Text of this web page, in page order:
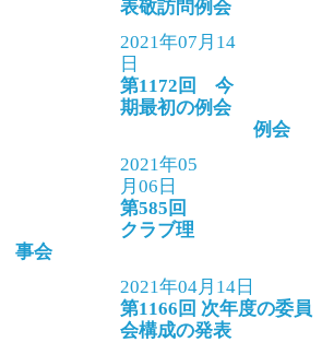
表敬訪問例会
2021年07月14
日
第1172回 今
期最初の例会
例会
2021年05
月06日
第585回
クラブ理
事会
2021年04月14日
第1166回 次年度の委員
会構成の発表